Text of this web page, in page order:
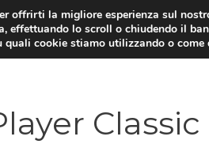
TUTORIAL
offrirti la migliore esperienza sul
effettuando lo scroll o chiudendo il
quali cookie stiamo utilizzando o